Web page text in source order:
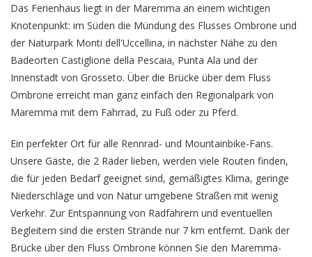
Das Ferienhaus liegt in der Maremma an einem wichtigen
Knotenpunkt: im Süden die Mündung des Flusses Ombrone und
der Naturpark Monti dell'Uccellina, in nächster Nähe zu den
Badeorten Castiglione della Pescaia, Punta Ala und der
Innenstadt von Grosseto. Über die Brücke über dem Fluss
Ombrone erreicht man ganz einfach den Regionalpark von
Maremma mit dem Fahrrad, zu Fuß oder zu Pferd.
Ein perfekter Ort für alle Rennrad- und Mountainbike-Fans.
Unsere Gäste, die 2 Räder lieben, werden viele Routen finden,
die für jeden Bedarf geeignet sind, gemäßigtes Klima, geringe
Niederschläge und von Natur umgebene Straßen mit wenig
Verkehr. Zur Entspannung von Radfahrern und eventuellen
Begleitern sind die ersten Strände nur 7 km entfernt. Dank der
Brücke über den Fluss Ombrone können Sie den Maremma-